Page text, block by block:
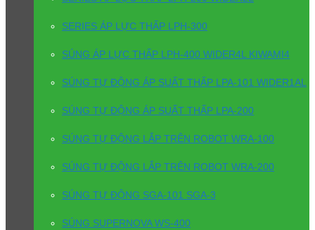
SERIES ÁP LỰC THẤP LPH-300
SÚNG ÁP LỰC THẤP LPH-400 WIDER4L KIWAMI4
SÚNG TỰ ĐỘNG ÁP SUẤT THẤP LPA-101 WIDER1AL
SÚNG TỰ ĐỘNG ÁP SUẤT THẤP LPA-200
SÚNG TỰ ĐỘNG LẮP TRÊN ROBOT WRA-100
SÚNG TỰ ĐỘNG LẮP TRÊN ROBOT WRA-200
SÚNG TỰ ĐỘNG SGA-101 SGA-3
SÚNG SUPERNOVA WS-400